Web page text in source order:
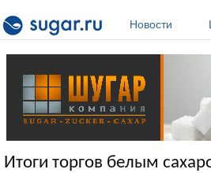
Новости
Итоги торгов белым